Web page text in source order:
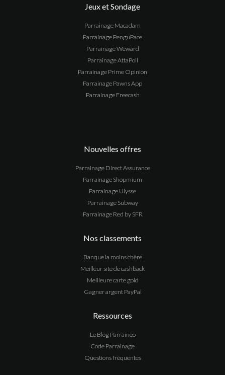
Jeux et Sondage
Parrainage Macadam
Parrainage PenguPace
Parrainage Weward
Parrainage AttaPoll
Parrainage Prime Opinion
Parrainage Pawns App
Parrainage Freecash
Nouvelles offres
Parrainage Direct Assurance
Parrainage Shopmium
Parrainage Ulysse
Parrainage Subway
Parrainage Red by SFR
Nos classements
Banque la moins chère
Meilleur site de cashback
Meilleure carte gold
Gagner argent PayPal
Ressources
Le Blog Parraineo
Code Parrainage
Questions fréquentes